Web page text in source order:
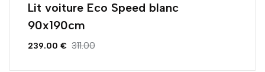
Lit voiture Eco Speed blanc
90x190cm
239.00 € 311.00